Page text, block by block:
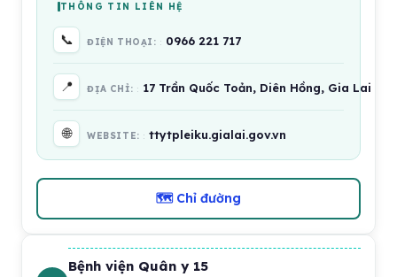
THÔNG TIN LIÊN HỆ
📞 ĐIỆN THOẠI: 0966 221 717
📍 ĐỊA CHỈ: 17 Trần Quốc Toản, Diên Hồng, Gia Lai
🌐 WEBSITE: ttytpleiku.gialai.gov.vn
🗺 Chỉ đường
Bệnh viện Quân y 15